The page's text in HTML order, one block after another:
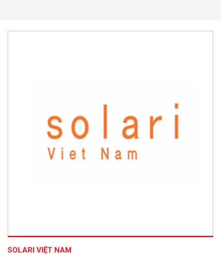
SOLARI VIỆT NAM